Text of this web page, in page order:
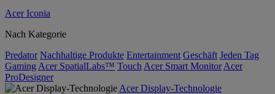
Acer Iconia
Nach Kategorie
Predator Nachhaltige Produkte Entertainment Geschäft Jeden Tag
Gaming Acer SpatialLabs™ Touch Acer Smart Monitor Acer
ProDesigner
Acer Display-Technologie